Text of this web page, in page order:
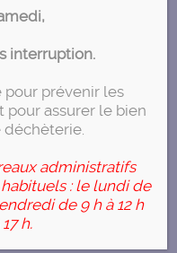
interruption.
pour prévenir les
assurer le bien
administratifs
: le lundi de
de 9 h à 12 h
h.